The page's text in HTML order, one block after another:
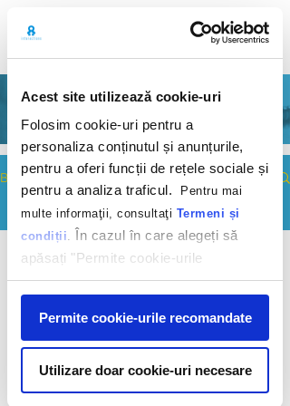
Acest site utilizează cookie-uri
Folosim cookie-uri pentru a
personaliza conținutul și anunțurile,
pentru a oferi funcții de rețele sociale și
pentru a analiza traficul.
Pentru mai
multe informaţii, consultaţi Termeni și
condiții. În cazul în care alegeți să
apăsați "Permite cookie-urile
recomandate" sunteți de acord cu
utilizarea modulelor noastre cookie.
Afişare
Permite cookie-urile recomandate
Utilizare doar cookie-uri necesare
BLOG
Blog
All Posts
Digital
Insights
2022
All Posts
©2009-2026INTERACTIONS MARKETING
SRL. All rights reserved. |Cookie policy|
Privacy policy